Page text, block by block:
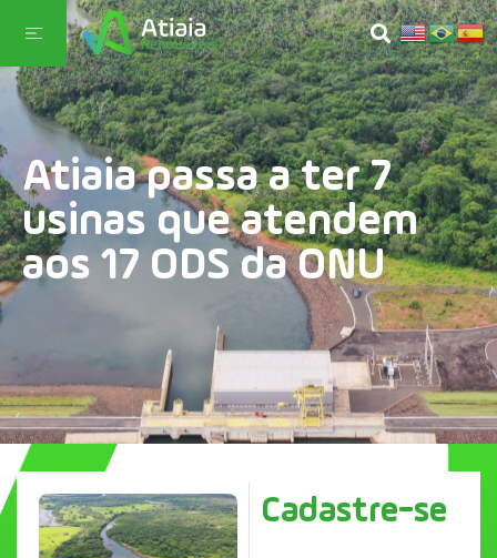
Atiaia passa a ter 7
usinas que atendem
aos 17 ODS da ONU
Cadastre-se